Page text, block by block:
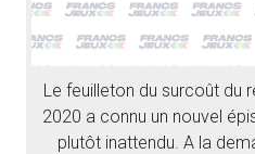
Le feuilleton du surcoût du
2020 a connu un nouvel
plutôt inattendu. A la